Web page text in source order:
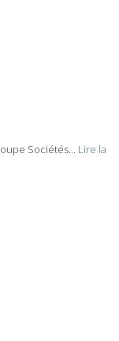
Sociétés... Lire la